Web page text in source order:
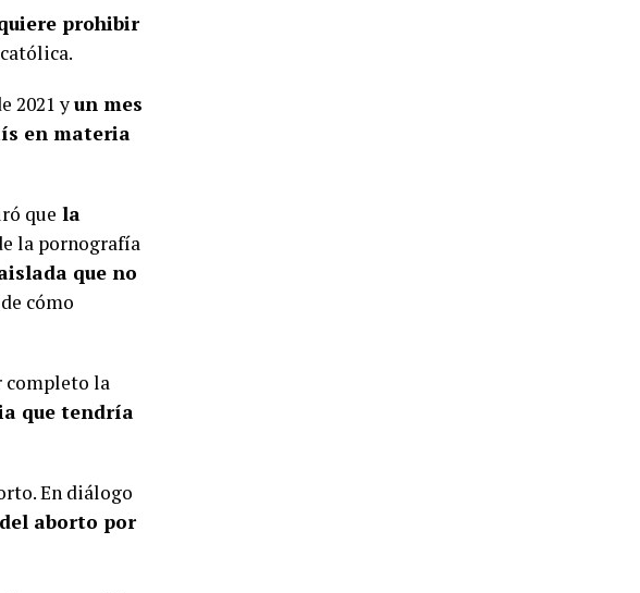
prohibir
2021 yun mes
en materia
que la
la pornografía
que no
cómo
completo la
que tendría
En diálogo
aborto por